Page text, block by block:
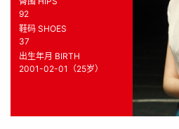
92
鞋码 SHOES
37
出生年月 BIRTH
2001-02-01（25岁）